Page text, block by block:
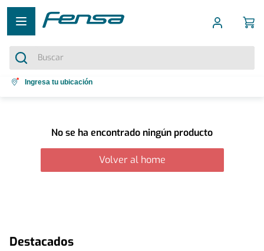
Buscar
Términos más buscados
refrigerador no frost
Ingresa tu ubicación
No se ha encontrado ningún producto
Volver al home
Destacados